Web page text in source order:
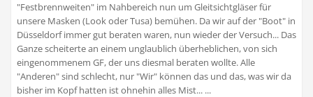
"Festbrennweiten" im Nahbereich nun um Gleitsichtgläser für
unsere Masken (Look oder Tusa) bemühen. Da wir auf der "Boot" in
Düsseldorf immer gut beraten waren, nun wieder der Versuch... Das
Ganze scheiterte an einem unglaublich überheblichen, von sich
eingenommenem GF, der uns diesmal beraten wollte. Alle
"Anderen" sind schlecht, nur "Wir" können das und das, was wir da
bisher im Kopf hatten ist ohnehin alles Mist... ...